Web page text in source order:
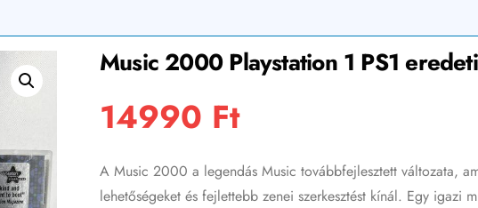
Music 2000 Playstation 1 PS1
14990 Ft
A Music 2000 a legendás Music továbbfejlesztett változata,
lehetőségeket és fejlettebb zenei szerkesztést kínál. Egy igazi